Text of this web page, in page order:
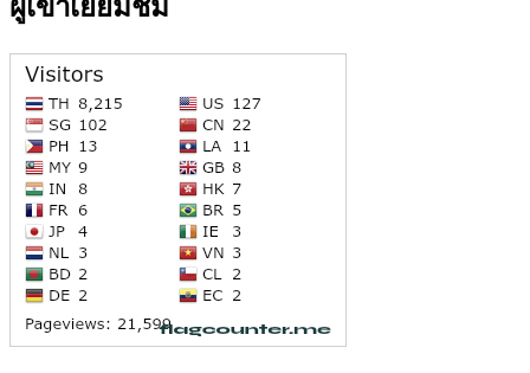
ผู้เข้าเยี่ยมชม